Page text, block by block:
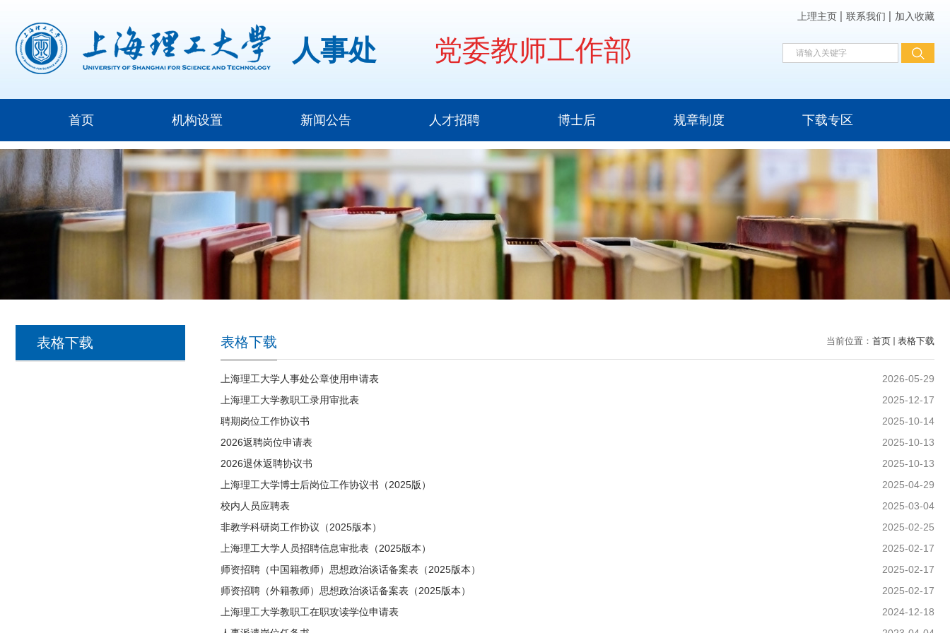
人事处 党委教师工作部
上理主页 联系我们 加入收藏
首页 机构设置 新闻公告 人才招聘 博士后 规章制度 下载专区
表格下载 当前位置： 首页 表格下载
表格下载
上海理工大学人事处公章使用申请表
2026-05-29
上海理工大学教职工录用审批表
2025-12-17
聘期岗位工作协议书
2025-10-14
2026返聘岗位申请表
2025-10-13
2026退休返聘协议书
2025-10-13
上海理工大学博士后岗位工作协议书（2025版）
2025-04-29
校内人员应聘表
2025-03-04
非教学科研岗工作协议（2025版本）
2025-02-25
上海理工大学人员招聘信息审批表（2025版本）
2025-02-17
师资招聘（中国籍教师）思想政治谈话备案表（2025版本）
2025-02-17
师资招聘（外籍教师）思想政治谈话备案表（2025版本）
2025-02-17
上海理工大学教职工在职攻读学位申请表
2024-12-18